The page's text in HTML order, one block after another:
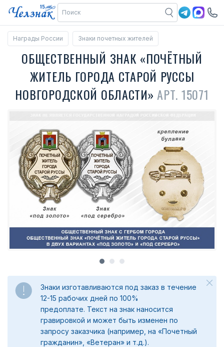
Награды России Знаки почетных жителей
ОБЩЕСТВЕННЫЙ ЗНАК «ПОЧЁТНЫЙ
ЖИТЕЛЬ ГОРОДА СТАРОЙ РУССЫ
НОВГОРОДСКОЙ ОБЛАСТИ»АРТ. 15071
Знаки изготавливаются под заказ в течение
12-15 рабочих дней по 100%
предоплате. Текст на знак наносится
гравировкой и может быть изменен по
запросу заказчика (например, на «Почетный
гражданин», «Ветеран» и т.д.).